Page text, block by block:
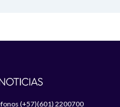
(+57)(601) 2200700